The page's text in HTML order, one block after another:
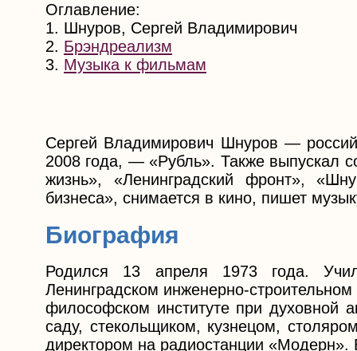
Оглавление:
1. Шнуров, Сергей Владимирович
2. Брэндреализм
3. Музыка к фильмам
Сергей Владимирович Шнуров —
2008 года, — «Рубль». Также выпускал
жизнь», «Ленинградский фронт»,
бизнеса», снимается в кино, пишет
Биография
Родился 13 апреля 1973 года.
Ленинградском инженерно-строительном
философском институте при духовной
саду, стекольщиком, кузнецом,
директором на радиостанции